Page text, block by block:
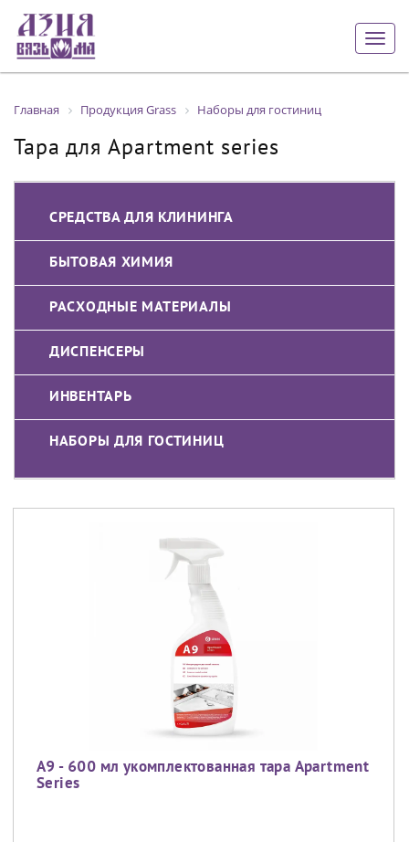
Главная Продукция Grass Наборы для гостиниц
Тара для Apartment series
СРЕДСТВА ДЛЯ КЛИНИНГА
БЫТОВАЯ ХИМИЯ
РАСХОДНЫЕ МАТЕРИАЛЫ
ДИСПЕНСЕРЫ
ИНВЕНТАРЬ
НАБОРЫ ДЛЯ ГОСТИНИЦ
A9 - 600 мл укомплектованная тара Apartment
Series